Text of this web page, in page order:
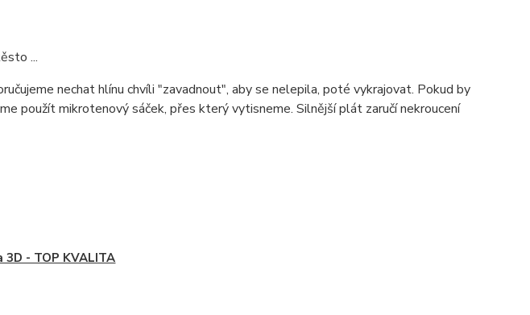
...
nechat hlínu chvíli "zavadnout", aby se nelepila, poté vykrajovat. Pokud by
použít mikrotenový sáček, přes který vytisneme. Silnější plát zaručí nekroucení
3D - TOP KVALITA